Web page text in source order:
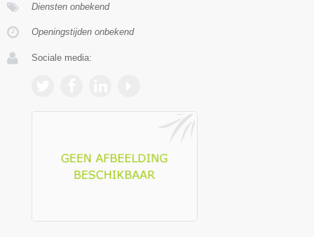
Diensten onbekend
Openingstijden onbekend
Sociale media: